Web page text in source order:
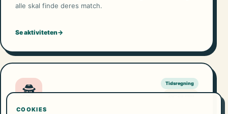
alle skal finde deres match.
Se aktiviteten→
🕵️
Tidsregning
20–25 min
COOKIES